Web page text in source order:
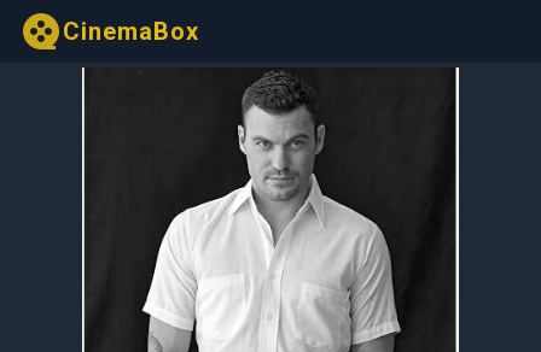
CinemaBox